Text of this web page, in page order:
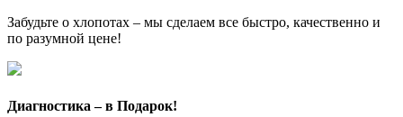
Забудьте о хлопотах – мы сделаем все быстро, качественно и
по разумной цене!
Диагностика – в Подарок!